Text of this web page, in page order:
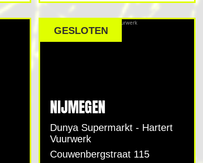
GESLOTEN
NIJMEGEN
Dunya Supermarkt - Hartert
Vuurwerk
Couwenbergstraat 115